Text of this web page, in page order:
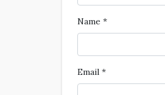
Name *
Email *